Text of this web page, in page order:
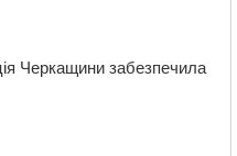
Черкащини забезпечила